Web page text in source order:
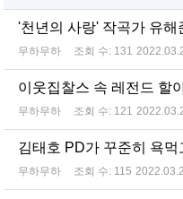
'천년의 사랑' 작곡가 유해
무하무하 조회 수: 131
이웃집찰스 속 레전드 할
무하무하 조회 수: 121
김태호 PD가 꾸준히 욕
무하무하 조회 수: 115